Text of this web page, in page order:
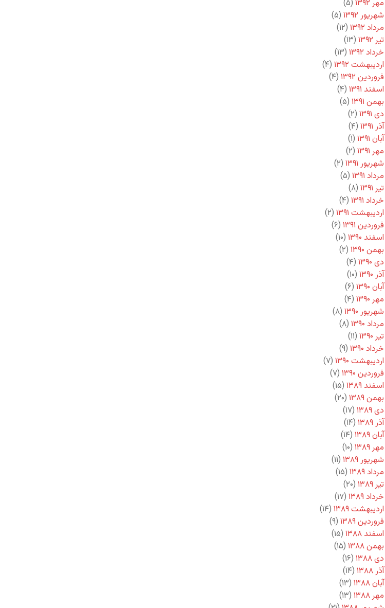
مهر ۱۳۹۲
(۵)
شهریور ۱۳۹۲
(۵)
مرداد ۱۳۹۲
(۱۲)
تیر ۱۳۹۲
(۱۳)
خرداد ۱۳۹۲
(۱۳)
اردیبهشت ۱۳۹۲
(۴)
فروردین ۱۳۹۲
(۴)
اسفند ۱۳۹۱
(۴)
بهمن ۱۳۹۱
(۵)
دی ۱۳۹۱
(۲)
آذر ۱۳۹۱
(۴)
آبان ۱۳۹۱
(۱)
مهر ۱۳۹۱
(۲)
شهریور ۱۳۹۱
(۲)
مرداد ۱۳۹۱
(۵)
تیر ۱۳۹۱
(۸)
خرداد ۱۳۹۱
(۴)
اردیبهشت ۱۳۹۱
(۲)
فروردین ۱۳۹۱
(۶)
اسفند ۱۳۹۰
(۱۰)
بهمن ۱۳۹۰
(۲)
دی ۱۳۹۰
(۴)
آذر ۱۳۹۰
(۱۰)
آبان ۱۳۹۰
(۶)
مهر ۱۳۹۰
(۴)
شهریور ۱۳۹۰
(۸)
مرداد ۱۳۹۰
(۸)
تیر ۱۳۹۰
(۱۱)
خرداد ۱۳۹۰
(۹)
اردیبهشت ۱۳۹۰
(۷)
فروردین ۱۳۹۰
(۷)
اسفند ۱۳۸۹
(۱۵)
بهمن ۱۳۸۹
(۲۰)
دی ۱۳۸۹
(۱۷)
آذر ۱۳۸۹
(۱۴)
آبان ۱۳۸۹
(۱۴)
مهر ۱۳۸۹
(۱۰)
شهریور ۱۳۸۹
(۱۱)
مرداد ۱۳۸۹
(۱۵)
تیر ۱۳۸۹
(۲۰)
خرداد ۱۳۸۹
(۱۷)
اردیبهشت ۱۳۸۹
(۱۴)
فروردین ۱۳۸۹
(۹)
اسفند ۱۳۸۸
(۱۵)
بهمن ۱۳۸۸
(۱۵)
دی ۱۳۸۸
(۱۶)
آذر ۱۳۸۸
(۱۴)
آبان ۱۳۸۸
(۱۳)
مهر ۱۳۸۸
(۱۳)